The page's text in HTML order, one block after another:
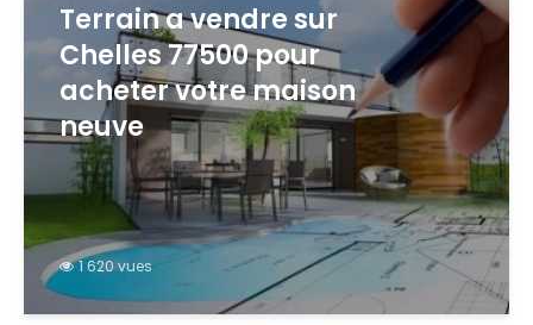
Terrain a vendre sur
Chelles 77500 pour
acheter votre maison
neuve
1 620 vues